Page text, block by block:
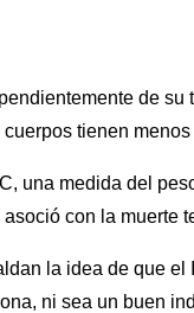
de
tienen
una medida del
con la muerte
la idea de que
ni sea un buen